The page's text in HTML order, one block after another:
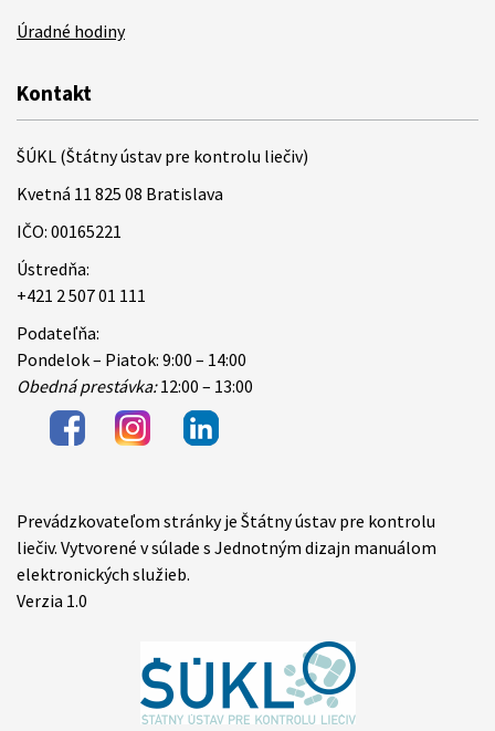
Úradné hodiny
Kontakt
ŠÚKL (Štátny ústav pre kontrolu liečiv)
Kvetná 11 825 08 Bratislava
IČO: 00165221
Ústredňa:
+421 2 507 01 111
Podateľňa:
Pondelok – Piatok: 9:00 – 14:00
Obedná prestávka:12:00 – 13:00
Items
Prevádzkovateľom stránky je Štátny ústav pre kontrolu
liečiv. Vytvorené v súlade s Jednotným dizajn manuálom
elektronických služieb.
Verzia 1.0